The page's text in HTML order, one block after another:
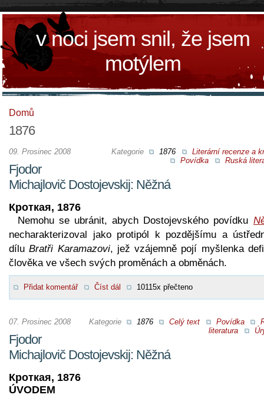
v noci jsem snil, že jsem
motýlem
Domů
1876
Kategorie 1876
Literární recenze a
Povídka
Ruská
09. Prosinec 2008
Fjodor
Michajlovič Dostojevskij: Něžná
Кроткая, 1876
Nemohu se ubránit, abych Dostojevského povídku
necharakterizoval jako protipól k pozdějšímu a
díluBratři Karamazovi, jež vzájemně pojí myšlenka
člověka ve všech svých proměnách a obměnách.
Přidat komentář Číst dál 10115x přečteno
Kategorie 1876 Celý text Povídka
literatura
07. Prosinec 2008
Fjodor
Michajlovič Dostojevskij: Něžná
Кроткая, 1876
ÚVODEM